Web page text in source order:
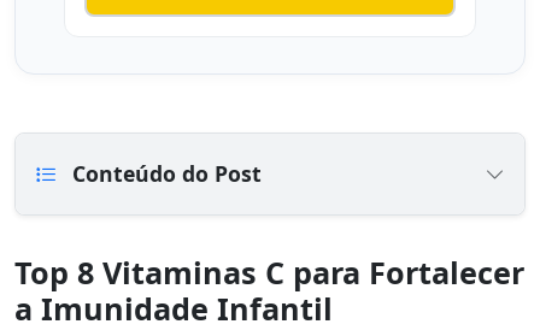
Conteúdo do Post
Top 8 Vitaminas C para Fortalecer
a Imunidade Infantil